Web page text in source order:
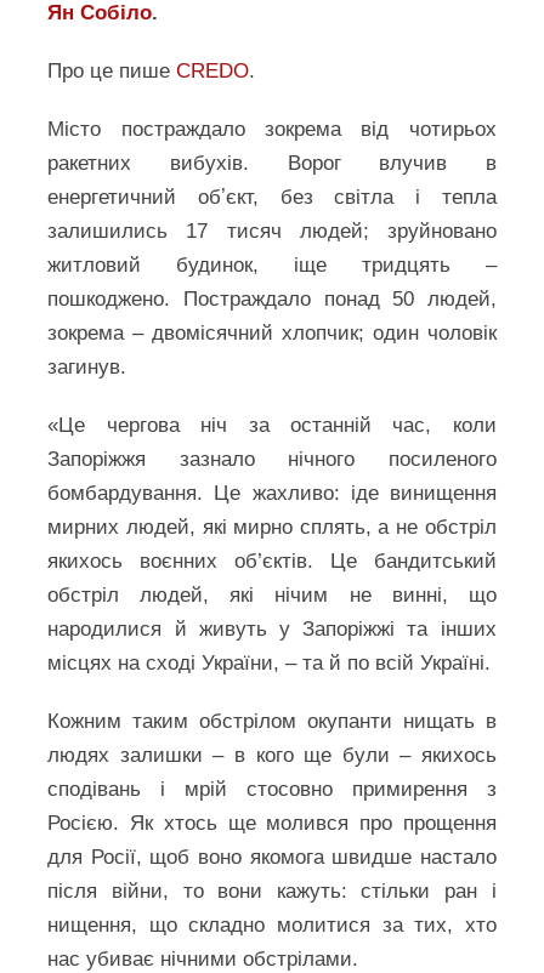
Ян Собіло.
Про це пишеCREDO.
Місто постраждало зокрема від чотирьох
ракетних вибухів. Ворог влучив в
енергетичний обʼєкт, без світла і тепла
залишились 17 тисяч людей; зруйновано
житловий будинок, іще тридцять –
пошкоджено. Постраждало понад 50 людей,
зокрема – двомісячний хлопчик; один чоловік
загинув.
«Це чергова ніч за останній час, коли
Запоріжжя зазнало нічного посиленого
бомбардування. Це жахливо: іде винищення
мирних людей, які мирно сплять, а не обстріл
якихось воєнних об’єктів. Це бандитський
обстріл людей, які нічим не винні, що
народилися й живуть у Запоріжжі та інших
місцях на сході України, – та й по всій Україні.
Кожним таким обстрілом окупанти нищать в
людях залишки – в кого ще були – якихось
сподівань і мрій стосовно примирення з
Росією. Як хтось ще молився про прощення
для Росії, щоб воно якомога швидше настало
після війни, то вони кажуть: стільки ран і
нищення, що складно молитися за тих, хто
нас убиває нічними обстрілами.